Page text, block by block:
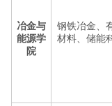
冶金与
能源学
院
钢铁冶金、
材料、储能